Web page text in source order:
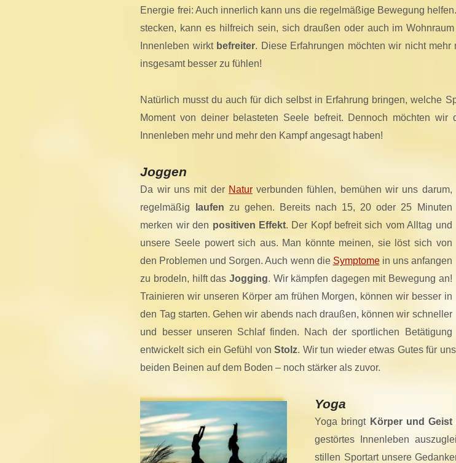
Energie frei: Auch innerlich kann uns die regelmäßige Bewegung
stecken, kann es hilfreich sein, sich draußen oder auch im
Innenleben wirkt befreiter. Diese Erfahrungen möchten wir nicht
insgesamt besser zu fühlen!
Natürlich musst du auch für dich selbst in Erfahrung bringen, welche
Moment von deiner belasteten Seele befreit. Dennoch möchten
Innenleben mehr und mehr den Kampf angesagt haben!
Joggen
Da wir uns mit der Naturverbunden fühlen, bemühen wir uns darum,
regelmäßig
laufen zu gehen. Bereits nach 15, 20 oder 25 Minuten
merken wir den positiven Effekt. Der Kopf befreit sich vom Alltag und
unsere Seele powert sich aus. Man könnte meinen, sie löst sich von
den Problemen und Sorgen. Auch wenn die Symptomein uns anfangen
zu brodeln, hilft das Jogging. Wir kämpfen dagegen mit Bewegung an!
Trainieren wir unseren Körper am frühen Morgen, können wir besser in
den Tag starten. Gehen wir abends nach draußen, können wir schneller
und besser unseren Schlaf finden. Nach der sportlichen Betätigung
entwickelt sich ein Gefühl vonStolz. Wir tun wieder etwas Gutes für
beiden Beinen auf dem Boden – noch stärker als zuvor.
Yoga
Yoga bringt Körper und Geist
gestörtes Innenleben
stillen Sportart unsere